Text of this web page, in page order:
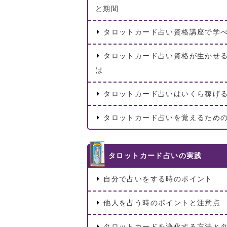
と期間
タロットカード占い資格講座で学
タロットカード占い資格が生かせ
は
タロットカード占いはいくら稼げ
タロットカード占いを覚えるため
タロットカード占いの実践
自分で占いをする時のポイント
他人を占う時のポイントと注意点